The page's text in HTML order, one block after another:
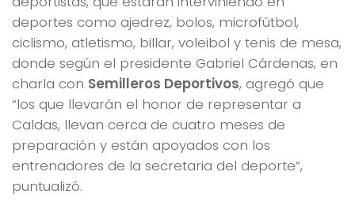
deportes como ajedrez, bolos, microfútbol,
ciclismo, atletismo, billar, voleibol y tenis de mesa,
donde según el presidente Gabriel Cárdenas, en
charla con Semilleros Deportivos, agregó que
“los que llevarán el honor de representar a
Caldas, llevan cerca de cuatro meses de
preparación y están apoyados con los
entrenadores de la secretaria del deporte”,
puntualizó.